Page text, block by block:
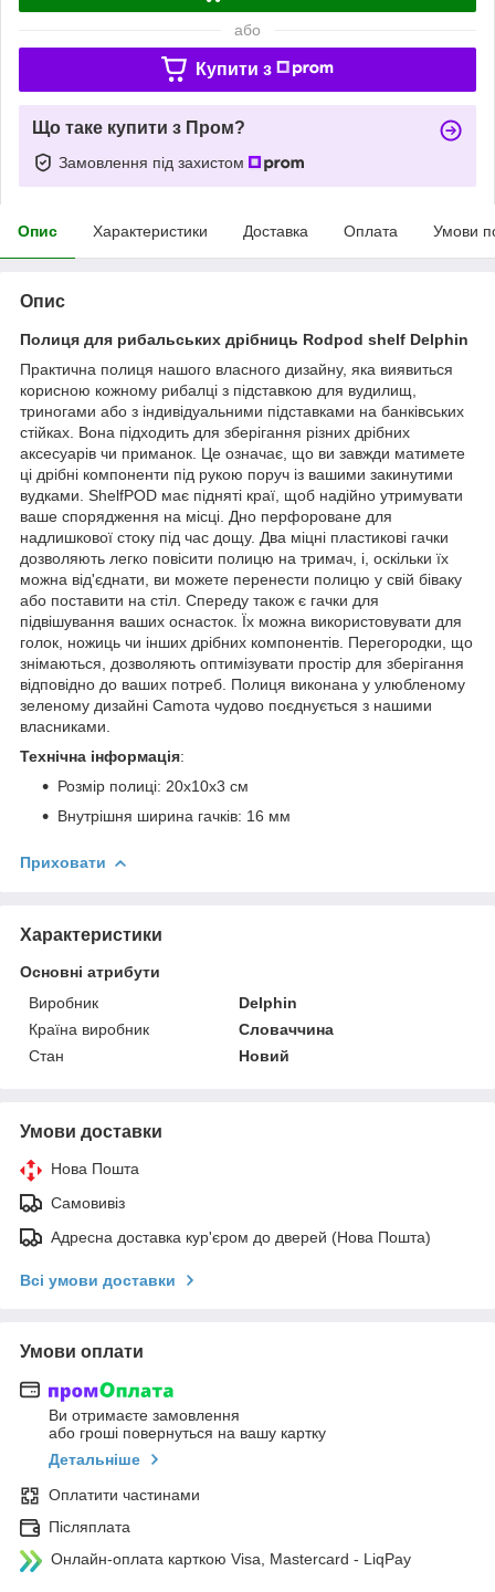
або
Купити з
Що таке купити з Пром?
Замовлення під захистом
Опис Характеристики Доставка Оплата Умови
Опис
Полиця для рибальських дрібниць Rodpod shelf Delphin
Практична полиця нашого власного дизайну, яка виявиться
корисною кожному рибалці з підставкою для вудилищ,
триногами або з індивідуальними підставками на банківських
стійках. Вона підходить для зберігання різних дрібних
аксесуарів чи приманок. Це означає, що ви завжди матимете
ці дрібні компоненти під рукою поруч із вашими закинутими
вудками. ShelfPOD має підняті краї, щоб надійно утримувати
ваше спорядження на місці. Дно перфороване для
надлишкової стоку під час дощу. Два міцні пластикові гачки
дозволяють легко повісити полицю на тримач, і, оскільки їх
можна від'єднати, ви можете перенести полицю у свій біваку
або поставити на стіл. Спереду також є гачки для
підвішування ваших оснасток. Їх можна використовувати для
голок, ножиць чи інших дрібних компонентів. Перегородки, що
знімаються, дозволяють оптимізувати простір для зберігання
відповідно до ваших потреб. Полиця виконана у улюбленому
зеленому дизайні Camoта чудово поєднується з нашими
власниками.
Технічна інформація:
Розмір полиці: 20x10x3 см
Внутрішня ширина гачків: 16 мм
Приховати
Характеристики
Основні атрибути
Виробник
Delphin
Країна виробник
Словаччина
Стан
Новий
Умови доставки
Нова Пошта
Самовивіз
Адресна доставка кур'єром до дверей (Нова Пошта)
Всі умови доставки
Умови оплати
Ви отримаєте замовлення
або гроші повернуться на вашу картку
Детальніше
Оплатити частинами
Післяплата
Онлайн-оплата карткою Visa, Mastercard - LiqPay